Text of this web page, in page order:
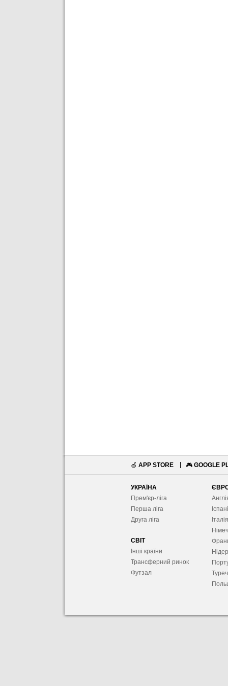
🍏 APP STORE 🎮 GOOGLE
УКРАЇНА
Прем'єр-ліга
Перша ліга
Друга ліга
СВІТ
Інші країни
Трансферний ринок
Футзал
Італія